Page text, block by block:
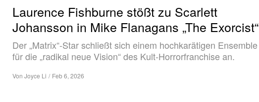
Laurence Fishburne stößt zu Scarlett
Johansson in Mike Flanagans „The Exorcist“
Der „Matrix“-Star schließt sich einem hochkarätigen Ensemble
für die „radikal neue Vision“ des Kult-Horrorfranchise an.
Von Joyce Li / Feb 6, 2026